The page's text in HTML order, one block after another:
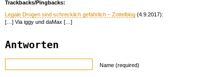
Trackbacks/Pingbacks:
Legale Drogen sind schrecklich gefährlich – Zottelblog (4.9.2017):
[…] Via iggy und daMax […]
Antworten
Name (required)